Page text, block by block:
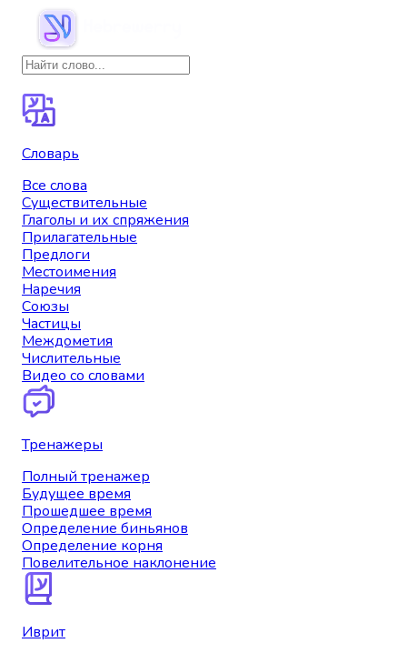
Словарь
Все слова
Существительные
Глаголы и их спряжения
Прилагательные
Предлоги
Местоимения
Наречия
Союзы
Частицы
Междометия
Числительные
Видео со словами
Тренажеры
Полный тренажер
Будущее время
Прошедшее время
Определение биньянов
Определение корня
Повелительное наклонение
Иврит